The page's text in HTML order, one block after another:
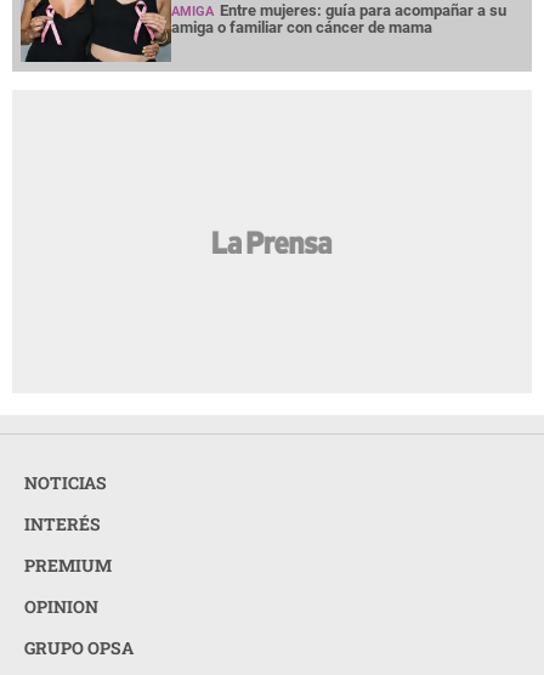
AMIGA Entre mujeres: guía para acompañar a su
amiga o familiar con cáncer de mama
NOTICIAS
INTERÉS
PREMIUM
OPINION
GRUPO OPSA